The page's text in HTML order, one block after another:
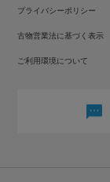
プライバシーポリシー
古物営業法に基づく表示
ご利用環境について